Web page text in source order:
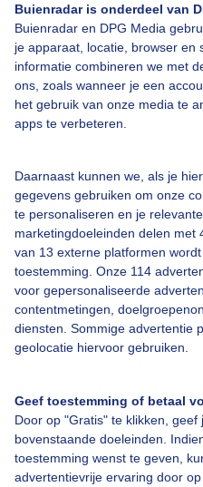
Buienradar is onderdeel van
Buienradar en DPG Media
je apparaat, locatie, browser en
informatie combineren we met
ons, zoals wanneer je een
het gebruik van onze media te
apps te verbeteren.
Daarnaast kunnen we, als je
gegevens gebruiken om onze
te personaliseren en je
marketingdoeleinden delen met
van 13 externe platformen
toestemming. Onze 114
voor gepersonaliseerde
contentmetingen,
diensten. Sommige advertentie
geolocatie hiervoor gebruiken.
Geef toestemming of betaal
Door op "Gratis" te klikken,
bovenstaande doeleinden.
toestemming wenst te geven,
advertentievrije ervaring door
Windsurfer Zon Wind
Bekijk slideshow
Bedrijfsgegevens
Veelgestelde vragen
Contact